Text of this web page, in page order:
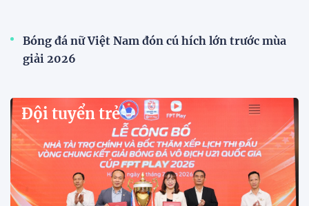
Bóng đá nữ Việt Nam đón cú hích lớn trước mùa
giải 2026
Đội tuyển trẻ